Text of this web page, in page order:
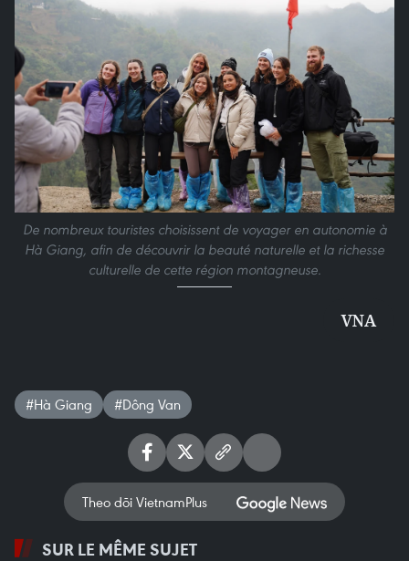
De nombreux touristes choisissent de voyager en autonomie à
Hà Giang, afin de découvrir la beauté naturelle et la richesse
culturelle de cette région montagneuse.
VNA
#Hà Giang #Dông Van
Theo dõi VietnamPlus
SUR LE MÊME SUJET